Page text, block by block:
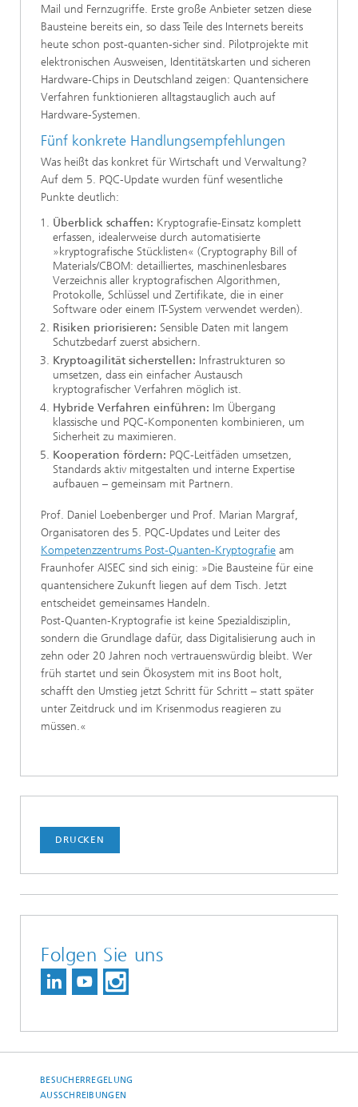
Mail und Fernzugriffe. Erste große Anbieter setzen diese
Bausteine bereits ein, so dass Teile des Internets bereits
heute schon post-quanten-sicher sind. Pilotprojekte mit
elektronischen Ausweisen, Identitätskarten und sicheren
Hardware-Chips in Deutschland zeigen: Quantensichere
Verfahren funktionieren alltagstauglich auch auf
Hardware-Systemen.
Fünf konkrete Handlungsempfehlungen
Was heißt das konkret für Wirtschaft und Verwaltung?
Auf dem 5. PQC-Update wurden fünf wesentliche
Punkte deutlich:
Überblick schaffen: Kryptografie-Einsatz komplett
erfassen, idealerweise durch automatisierte
»kryptografische Stücklisten« (Cryptography Bill of
Materials/CBOM: detailliertes, maschinenlesbares
Verzeichnis aller kryptografischen Algorithmen,
Protokolle, Schlüssel und Zertifikate, die in einer
Software oder einem IT-System verwendet werden).
Risiken priorisieren: Sensible Daten mit langem
Schutzbedarf zuerst absichern.
Kryptoagilität sicherstellen: Infrastrukturen so
umsetzen, dass ein einfacher Austausch
kryptografischer Verfahren möglich ist.
Hybride Verfahren einführen: Im Übergang
klassische und PQC-Komponenten kombinieren, um
Sicherheit zu maximieren.
Kooperation fördern: PQC-Leitfäden umsetzen,
Standards aktiv mitgestalten und interne Expertise
aufbauen – gemeinsam mit Partnern.
Prof. Daniel Loebenberger und Prof. Marian Margraf,
Organisatoren des 5. PQC-Updates und Leiter des
Kompetenzzentrums Post-Quanten-Kryptografie am
Fraunhofer AISEC sind sich einig: »Die Bausteine für eine
quantensichere Zukunft liegen auf dem Tisch. Jetzt
entscheidet gemeinsames Handeln.
Post‑Quanten‑Kryptografie ist keine Spezialdisziplin,
sondern die Grundlage dafür, dass Digitalisierung auch in
zehn oder 20 Jahren noch vertrauenswürdig bleibt. Wer
früh startet und sein Ökosystem mit ins Boot holt,
schafft den Umstieg jetzt Schritt für Schritt – statt später
unter Zeitdruck und im Krisenmodus reagieren zu
müssen.«
DRUCKEN
Folgen Sie uns
BESUCHERREGELUNG
AUSSCHREIBUNGEN